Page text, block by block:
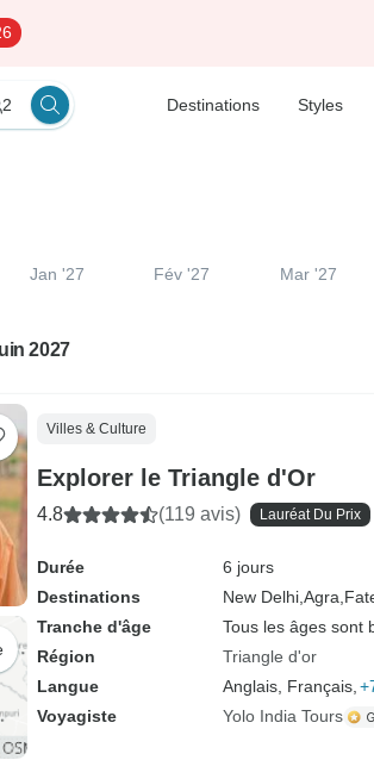
2 Destinations Styles
Jan '27 Fév '27 Mar '27
2027
Villes & Culture
Explorer le Triangle d'Or
4.8 (119 avis) Lauréat Du Prix
Durée
6 jours
Destinations
New Delhi, Agra,
Tranche d'âge
Tous les âges sont
Région
Triangle d'or
Langue
Anglais, Français,
Voyagiste
Yolo India Tours